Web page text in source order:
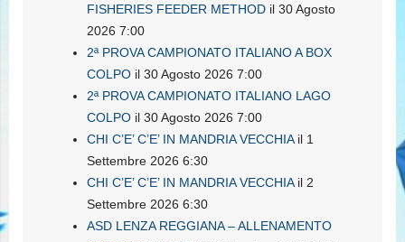
FISHERIES FEEDER METHOD il 30 Agosto
2026 7:00
2ª PROVA CAMPIONATO ITALIANO A BOX
COLPO il 30 Agosto 2026 7:00
2ª PROVA CAMPIONATO ITALIANO LAGO
COLPO il 30 Agosto 2026 7:00
CHI C’E’ C’E’ IN MANDRIA VECCHIAil 1
Settembre 2026 6:30
CHI C’E’ C’E’ IN MANDRIA VECCHIAil 2
Settembre 2026 6:30
ASD LENZA REGGIANA – ALLENAMENTO